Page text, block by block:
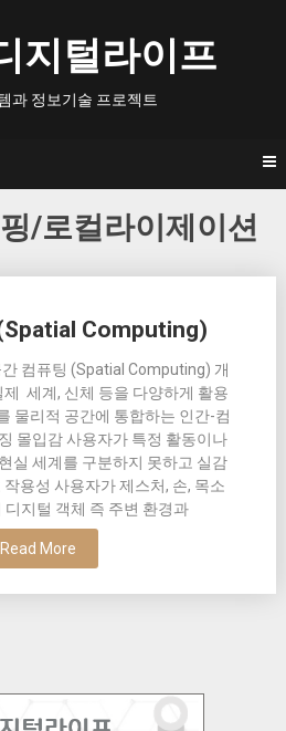
지털라이프
과 정보기술 프로젝트
/로컬라이제이션
Computing)
컴퓨팅 (Spatial Computing) 개
제 세계, 신체 등을 다양하게 활용
물리적 공간에 통합하는 인간-컴
몰입감 사용자가 특정 활동이나
실 세계를 구분하지 못하고 실감
용성 사용자가 제스처, 손, 목소
디지털 객체 즉 주변 환경과
Read More